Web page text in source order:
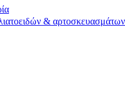
& αρτοσκευασμάτων